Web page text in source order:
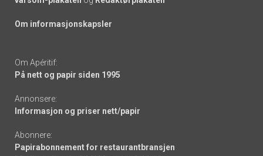
Om informasjonskapsler
Om Apéritif:
På nett og papir siden 1995
Annonsere:
Informasjon og priser nett/papir
Abonnere:
Papirabonnement for restaurantbransjen